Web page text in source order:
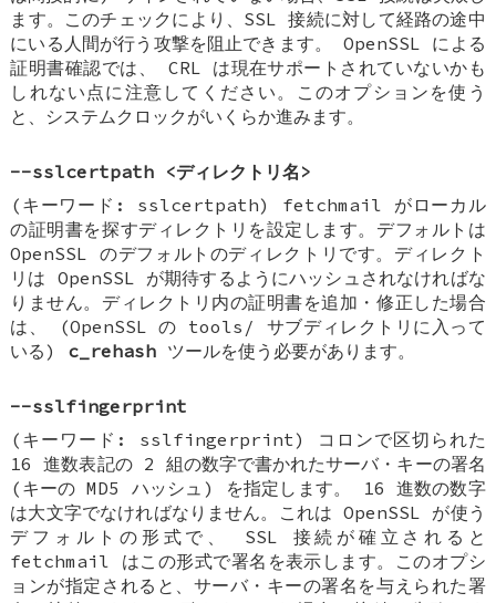
ます。このチェックにより、SSL 接続に対して経路の途中
にいる人間が行う攻撃を阻止できます。 OpenSSL による
証明書確認では、 CRL は現在サポートされていないかも
しれない点に注意してください。このオプションを使う
と、システムクロックがいくらか進みます。
--sslcertpath <ディレクトリ名>
(キーワード: sslcertpath) fetchmail がローカル
の証明書を探すディレクトリを設定します。デフォルトは
OpenSSL のデフォルトのディレクトリです。ディレクト
リは OpenSSL が期待するようにハッシュされなければな
りません。ディレクトリ内の証明書を追加・修正した場合
は、 (OpenSSL の tools/ サブディレクトリに入って
いる) c_rehash ツールを使う必要があります。
--sslfingerprint
(キーワード: sslfingerprint) コロンで区切られた
16 進数表記の 2 組の数字で書かれたサーバ・キーの署名
(キーの MD5 ハッシュ) を指定します。 16 進数の数字
は大文字でなければなりません。これは OpenSSL が使う
デフォルトの形式で、 SSL 接続が確立されると
fetchmail はこの形式で署名を表示します。このオプシ
ョンが指定されると、サーバ・キーの署名を与えられた署